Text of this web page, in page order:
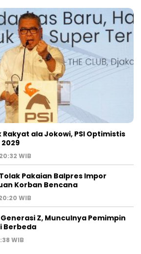
ala Jokowi, PSI Optimistis
WIB
Pakaian Balpres Impor
Korban Bencana
WIB
Z, Munculnya Pemimpin
Berbeda
WIB